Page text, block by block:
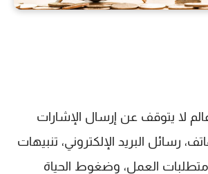
لا يتوقف عن إرسال الإشارات
رسائل البريد الإلكتروني، تنبيهات
العمل، وضغوط الحياة